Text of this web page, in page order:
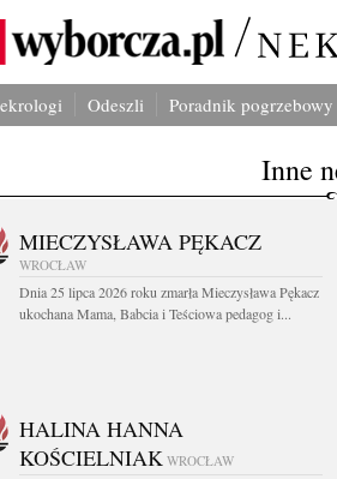
Odeszli Poradnik pogrzebowy
Inne
MIECZYSŁAWA PĘKACZ
WROCŁAW
Dnia 25 lipca 2026 roku zmarła Mieczysława Pękacz
ukochana Mama, Babcia i Teściowa pedagog i...
HALINA HANNA
KOŚCIELNIAK WROCŁAW